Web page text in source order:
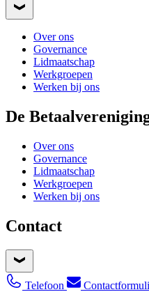
Over ons
Governance
Lidmaatschap
Werkgroepen
Werken bij ons
De
Over ons
Governance
Lidmaatschap
Werkgroepen
Werken bij ons
Contact
Telefoon